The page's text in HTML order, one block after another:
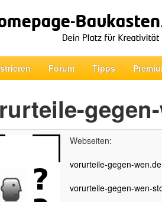
Forum Tipps
Webseiten:
vorurteile-gegen-
vorurteile-gegen-wen-